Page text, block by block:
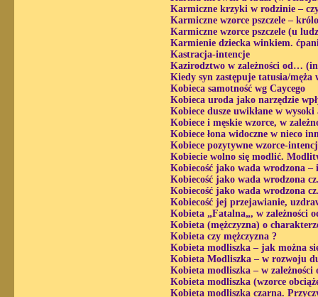
Karmiczne krzyki w rodzinie –
Karmiczne wzorce pszczele –
Karmiczne wzorce pszczele (u
Karmienie dziecka winkiem.
Kastracja-intencje
Kazirodztwo w zależności od…
Kiedy syn zastępuje tatusia/męża
Kobieca samotność wg Caycego
Kobieca uroda jako narzędzie
Kobiece dusze uwikłane w wysoki
Kobiece i męskie wzorce, w
Kobiece łona widoczne w nieco
Kobiece pozytywne wzorce-
Kobiecie wolno się modlić.
Kobiecość jako wada wrodzona –
Kobiecość jako wada wrodzona
Kobiecość jako wada wrodzona
Kobiecość jej przejawianie,
Kobieta „Fatalna„, w zależności
Kobieta (mężczyzna) o
Kobieta czy mężczyzna ?
Kobieta modliszka – jak można
Kobieta Modliszka – w rozwoju
Kobieta modliszka – w
Kobieta modliszka (wzorce
Kobieta modliszka czarna.